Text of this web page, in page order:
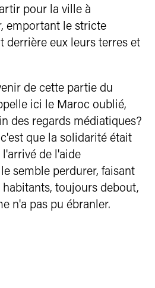
pour la ville à
emportant le stricte
derrière eux leurs terres et
de cette partie du
ici le Maroc oublié,
des regards médiatiques?
que la solidarité était
de l'aide
semble perdurer, faisant
toujours debout,
n'a pas pu ébranler.